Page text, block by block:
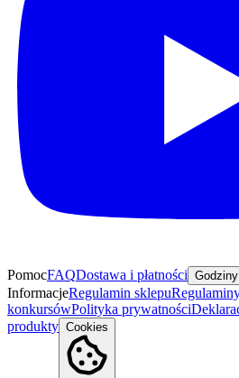
PomocFAQDostawa i płatności
InformacjeRegulamin sklepu
konkursówPolityka prywatności
produkty Cookies